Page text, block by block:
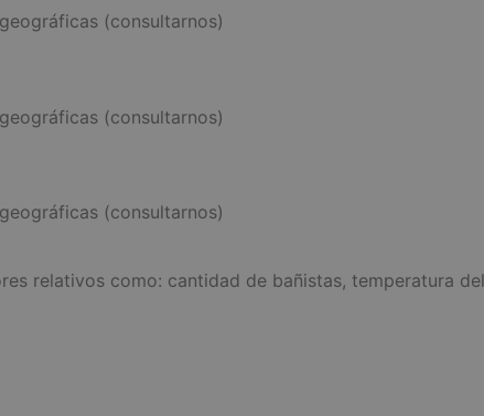
(consultarnos)
(consultarnos)
(consultarnos)
relativos como: cantidad de bañistas, temperatura